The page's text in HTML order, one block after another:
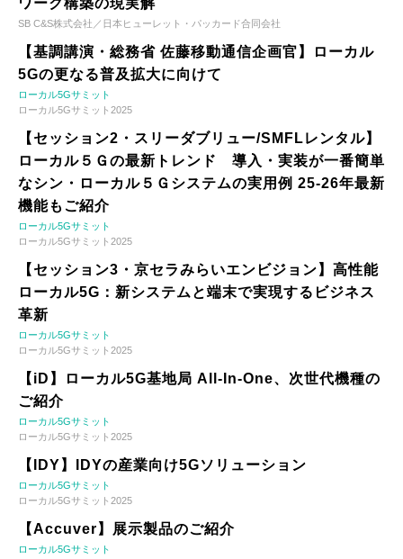
SB C&S株式会社／日本ヒューレット・パッカード合同会社
【基調講演・総務省 佐藤移動通信企画官】ローカル
5Gの更なる普及拡大に向けて
ローカル5Gサミット
ローカル5Gサミット2025
【セッション2・スリーダブリュー/SMFLレンタル】
ローカル５Ｇの最新トレンド 導入・実装が一番簡単
なシン・ローカル５Ｇシステムの実用例 25-26年最新
機能もご紹介
ローカル5Gサミット
ローカル5Gサミット2025
【セッション3・京セラみらいエンビジョン】高性能
ローカル5G：新システムと端末で実現するビジネス
革新
ローカル5Gサミット
ローカル5Gサミット2025
【iD】ローカル5G基地局 All-In-One、次世代機種の
ご紹介
ローカル5Gサミット
ローカル5Gサミット2025
【IDY】IDYの産業向け5Gソリューション
ローカル5Gサミット
ローカル5Gサミット2025
【Accuver】展示製品のご紹介
ローカル5Gサミット